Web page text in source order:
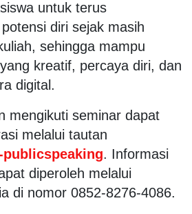
untuk terus
diri sejak masih
sehingga mampu
kreatif, percaya diri, dan
digital.
mengikuti seminar dapat
melalui tautan
. Informasi
diperoleh melalui
di nomor 0852-8276-4086.